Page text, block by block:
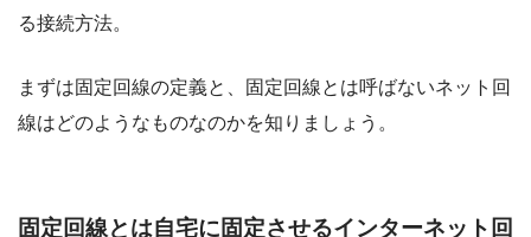
る接続方法。
まずは固定回線の定義と、固定回線とは呼ばないネット回
線はどのようなものなのかを知りましょう。
固定回線とは自宅に固定させるインターネット回